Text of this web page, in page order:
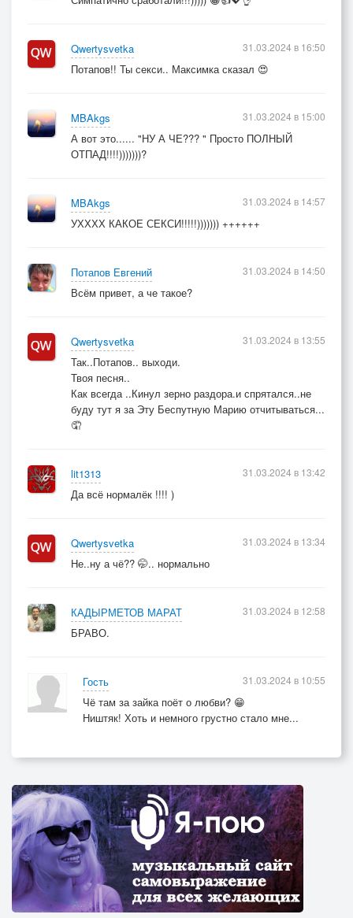
Qwertysvetka
Потапов!! Ты секси.. Максимка сказал 😍
31.03.2024 в 16:50
MBAkgs
А вот это...... "НУ А ЧЕ??? " Просто ПОЛНЫЙ
ОТПАД!!!!)))))))?
31.03.2024 в 15:00
MBAkgs
УХХХХ КАКОЕ СЕКСИ!!!!!))))))) ++++++
31.03.2024 в 14:57
Потапов Евгений
Всём привет, а че такое?
31.03.2024 в 14:50
Qwertysvetka
Так..Потапов.. выходи.
Твоя песня..
Как всегда ..Кинул зерно раздора.и спрятался..не
буду тут я за Эту Беспутную Марию отчитываться...
🤦
31.03.2024 в 13:55
lit1313
Да всё нормалёк !!!! )
31.03.2024 в 13:42
Qwertysvetka
Не..ну а чё?? 🤭.. нормально
31.03.2024 в 13:34
КАДЫРМЕТОВ МАРАТ
БРАВО.
31.03.2024 в 12:58
Гость
Чё там за зайка поёт о любви? 😁
Ништяк! Хоть и немного грустно стало мне...
31.03.2024 в 10:55